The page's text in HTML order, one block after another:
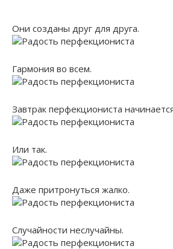
Они созданы друг для друга.
Гармония во всем.
Завтрак перфекциониста
Или так.
Даже притронуться жалко.
Случайности неслучайны.